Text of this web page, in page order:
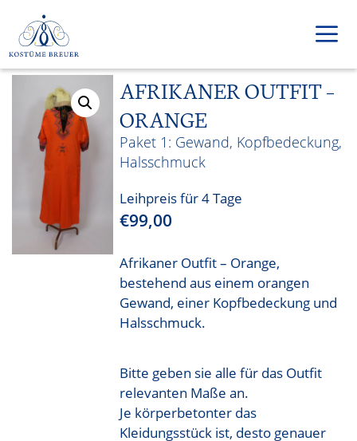
Inhalt
springen
AFRIKANER OUTFIT –
ORANGE
Gewand, Kopfbedeckung,
Halsschmuck
Leihpreis für 4 Tage
€99,00
Afrikaner Outfit – Orange,
bestehend aus einem orangen
Gewand, einer Kopfbedeckung und
Halsschmuck.
Bitte geben sie alle für das Outfit
relevanten Maße an.
Je körperbetonter das
Kleidungsstück ist, desto genauer